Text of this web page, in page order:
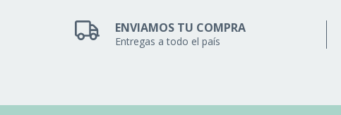
ENVIAMOS TU COMPRA
Entregas a todo el país